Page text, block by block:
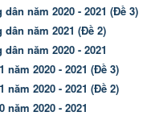
năm 2020 - 2021 (Đề 3)
năm 2021 (Đề 2)
năm 2020 - 2021
2020 - 2021 (Đề 3)
2020 - 2021 (Đề 2)
2020 - 2021